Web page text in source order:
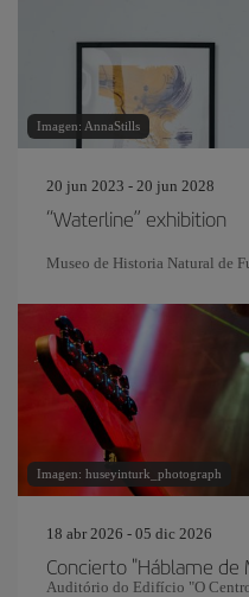
Imagen: AnnaStills
20 jun 2023 - 20 jun 2028
“Waterline” exhibition
Museo de Historia Natural de
Imagen: huseyinturk_photograph
18 abr 2026 - 05 dic 2026
Concierto "Háblame de
Auditório do Edifício "O